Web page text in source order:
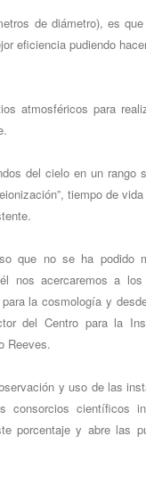
de diámetro), es
eficiencia pudiendo
atmosféricos para
del cielo en un rango
tiempo de
que no se ha podido
nos acercaremos a
la cosmología y
del Centro para la
Reeves.
y uso de las
científicos
porcentaje y abre las